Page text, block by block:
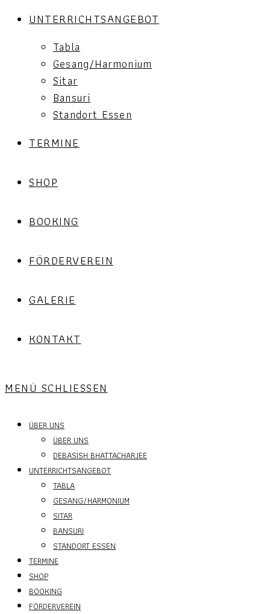
UNTERRICHTSANGEBOT
Tabla
Gesang/Harmonium
Sitar
Bansuri
Standort Essen
TERMINE
SHOP
BOOKING
FÖRDERVEREIN
GALERIE
KONTAKT
MENÜ SCHLIESSEN
ÜBER UNS
ÜBER UNS
DEBASISH BHATTACHARJEE
UNTERRICHTSANGEBOT
TABLA
GESANG/HARMONIUM
SITAR
BANSURI
STANDORT ESSEN
TERMINE
SHOP
BOOKING
FÖRDERVEREIN